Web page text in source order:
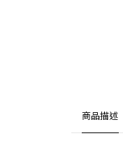
商品描述